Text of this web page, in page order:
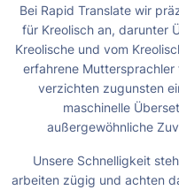
Bei Rapid Translate wir
für Kreolisch an, darunter
Kreolische und vom
erfahrene
verzichten zugunsten
maschinelle
außergewöhnliche
Unsere Schnelligkeit
arbeiten zügig und achten